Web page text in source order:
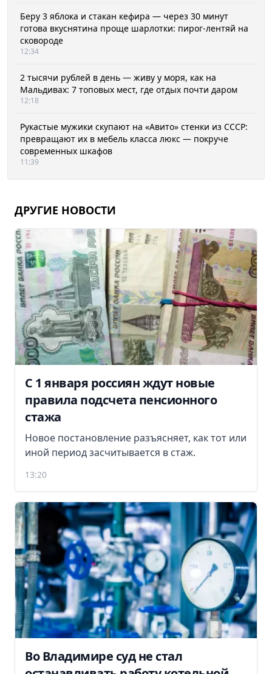
Беру 3 яблока и стакан кефира — через 30 минут
готова вкуснятина проще шарлотки: пирог-лентяй на
сковороде
12:34
2 тысячи рублей в день — живу у моря, как на
Мальдивах: 7 топовых мест, где отдых почти даром
12:18
Рукастые мужики скупают на «Авито» стенки из СССР:
превращают их в мебель класса люкс — покруче
современных шкафов
11:39
ДРУГИЕ НОВОСТИ
С 1 января россиян ждут новые
правила подсчета пенсионного
стажа
Новое постановление разъясняет, как тот или
иной период засчитывается в стаж.
13:20
Во Владимире суд не стал